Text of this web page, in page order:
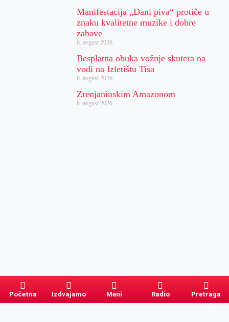
Manifestacija „Dani piva“ protiče u
znaku kvalitetne muzike i dobre
zabave
6. avgust 2026.
Besplatna obuka vožnje skutera na
vodi na Izletištu Tisa
6. avgust 2026.
Zrenjaninskim Amazonom
6. avgust 2026.
Početna Izdvajamo Meni Radio Pretraga